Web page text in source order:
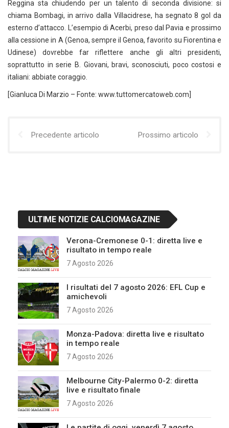
Reggina sta chiudendo per un talento di seconda divisione: si
chiama Bombagi, in arrivo dalla Villacidrese, ha segnato 8 gol da
esterno d’attacco. L’esempio di Acerbi, preso dal Pavia e prossimo
alla cessione in A (Genoa, sempre il Genoa, favorito su Fiorentina e
Udinese) dovrebbe far riflettere anche gli altri presidenti,
soprattutto in serie B. Giovani, bravi, sconosciuti, poco costosi e
italiani: abbiate coraggio.
[Gianluca Di Marzio – Fonte: www.tuttomercatoweb.com]
Precedente articolo Prossimo articolo
ULTIME NOTIZIE CALCIOMAGAZINE
Verona-Cremonese 0-1: diretta live e
risultato in tempo reale
7 Agosto 2026
I risultati del 7 agosto 2026: EFL Cup e
amichevoli
7 Agosto 2026
Monza-Padova: diretta live e risultato
in tempo reale
7 Agosto 2026
Melbourne City-Palermo 0-2: diretta
live e risultato finale
7 Agosto 2026